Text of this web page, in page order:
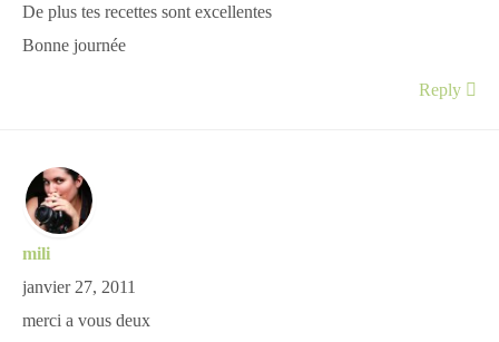
De plus tes recettes sont excellentes
Bonne journée
Reply
mili
janvier 27, 2011
merci a vous deux